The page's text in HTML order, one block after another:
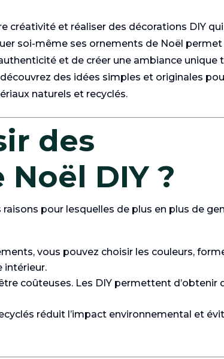
créativité et réaliser des décorations DIY qui
soi-même ses ornements de Noël
et de créer une ambiance unique
des idées simples et originales
naturels et recyclés.
des
DIY ?
pour lesquelles de plus en plus de
vous pouvez choisir les couleurs,
intérieur.
coûteuses. Les DIY permettent d’obtenir
réduit l’impact environnemental et